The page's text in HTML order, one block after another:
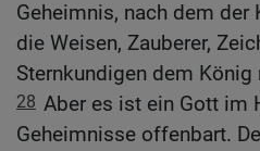
Geheimnis, nach dem der
die Weisen, Zauberer,
Sternkundigen dem König
28 Aber es ist ein Gott im
Geheimnisse offenbart.